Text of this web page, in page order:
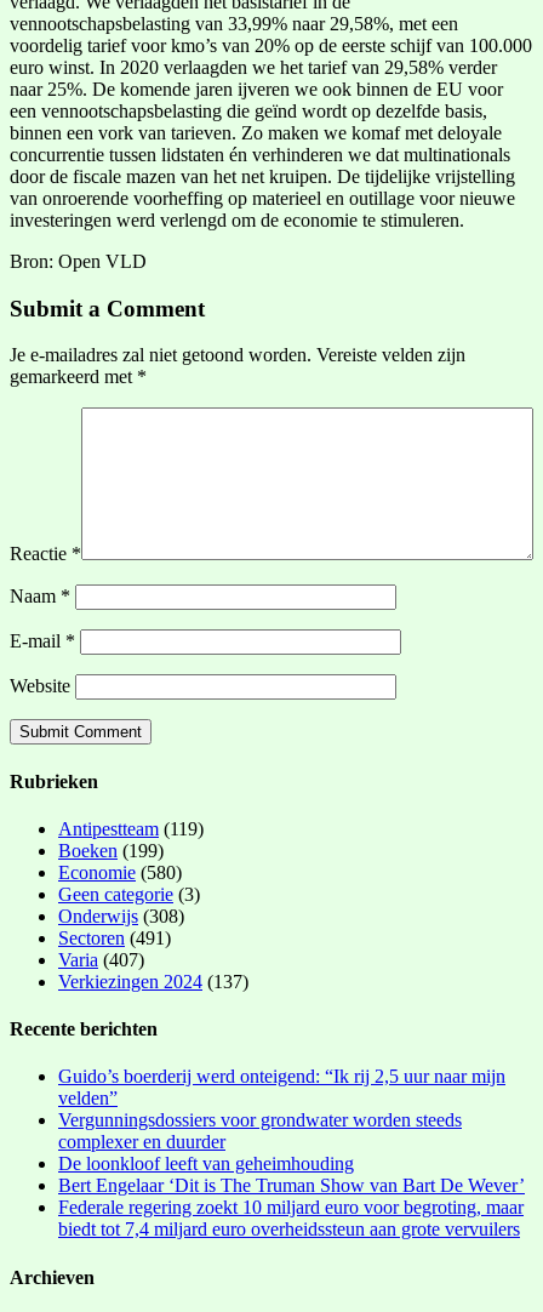
vennootschapsbelasting van 33,99% naar 29,58%, met een
voordelig tarief voor kmo’s van 20% op de eerste schijf van 100.000
euro winst. In 2020 verlaagden we het tarief van 29,58% verder
naar 25%. De komende jaren ijveren we ook binnen de EU voor
een vennootschapsbelasting die geïnd wordt op dezelfde basis,
binnen een vork van tarieven. Zo maken we komaf met deloyale
concurrentie tussen lidstaten én verhinderen we dat multinationals
door de fiscale mazen van het net kruipen. De tijdelijke vrijstelling
van onroerende voorheffing op materieel en outillage voor nieuwe
investeringen werd verlengd om de economie te stimuleren.
Bron: Open VLD
Submit a Comment
Je e-mailadres zal niet getoond worden. Vereiste velden zijn
gemarkeerd met *
Reactie *
Naam *
E-mail *
Website
Rubrieken
Antipestteam (119)
Boeken (199)
Economie (580)
Geen categorie (3)
Onderwijs (308)
Sectoren (491)
Varia (407)
Verkiezingen 2024 (137)
Recente berichten
Guido’s boerderij werd onteigend: “Ik rij 2,5 uur naar mijn
velden”
Vergunningsdossiers voor grondwater worden steeds
complexer en duurder
De loonkloof leeft van geheimhouding
Bert Engelaar ‘Dit is The Truman Show van Bart De Wever’
Federale regering zoekt 10 miljard euro voor begroting, maar
biedt tot 7,4 miljard euro overheidssteun aan grote vervuilers
Archieven